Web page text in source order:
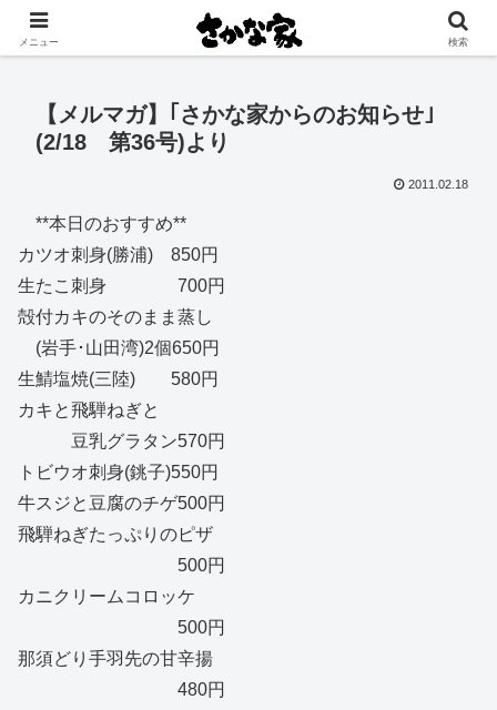
創業大正11年 矢祭町の中心で営む鮮魚店と飲食店
【メルマガ】｢さかな家からのお知らせ｣
(2/18 第36号)より
2011.02.18
**本日のおすすめ**
カツオ刺身(勝浦) 850円
生たこ刺身 700円
殻付カキのそのまま蒸し
(岩手･山田湾)2個650円
生鯖塩焼(三陸) 580円
カキと飛騨ねぎと
豆乳グラタン570円
トビウオ刺身(銚子)550円
牛スジと豆腐のチゲ500円
飛騨ねぎたっぷりのピザ
500円
カニクリームコロッケ
500円
那須どり手羽先の甘辛揚
480円
メニュー 検索